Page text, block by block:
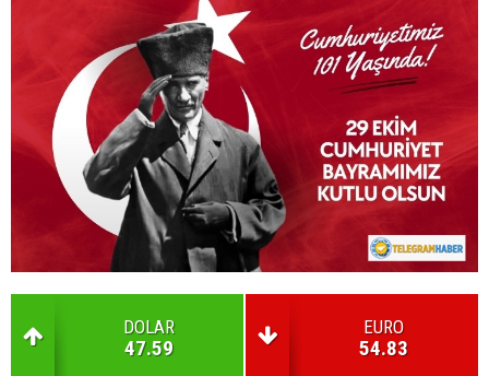
DOLAR
47.59
EURO
54.83